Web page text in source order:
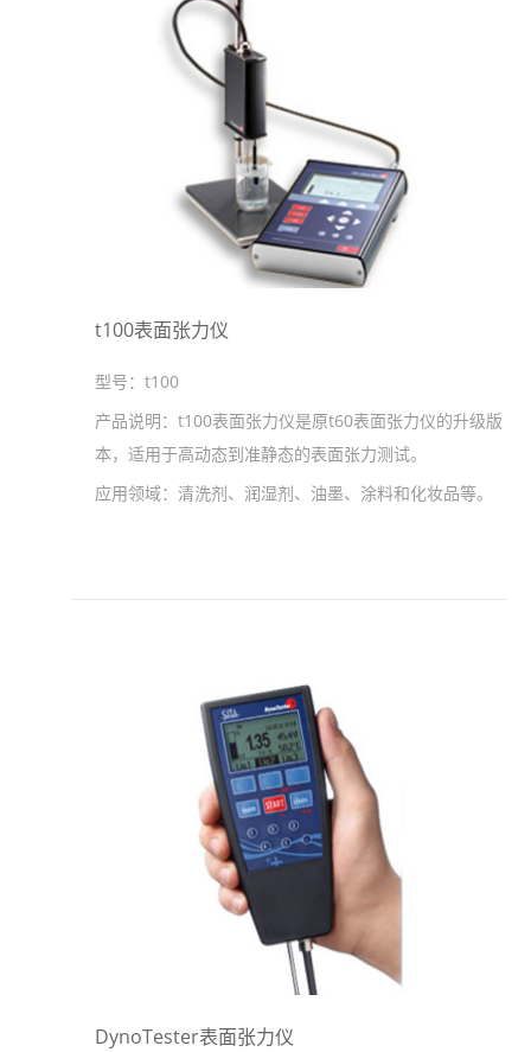
t100表面张力仪
型号： t100
产品说明： t100表面张力仪是原t60表面张力仪的升级版
本，适用于高动态到准静态的表面张力测试。
应用领域： 清洗剂、润湿剂、油墨、涂料和化妆品等。
DynoTester表面张力仪